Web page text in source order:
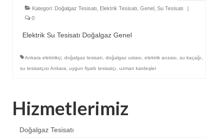
Kategori: Doğalgaz Tesisatı Elektrik Tesisatı Genel Su Tesisatı
|
0
Elektrik Su Tesisatı Doğalgaz Genel
Ankara elektrikçi doğalgaz tesisatı doğalgaz ustası elektrik arızası su kaçağı
su tesisatçısı Ankara
uygun fiyatlı tesisatçı uzman kardeşler
Hizmetlerimiz
Doğalgaz Tesisatı